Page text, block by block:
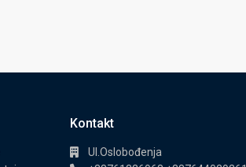
Kontakt
Ul.Oslobođenja